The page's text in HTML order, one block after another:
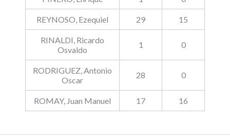
REYNOSO, Ezequiel 29 15
RINALDI, Ricardo
Osvaldo
1 0
RODRIGUEZ, Antonio
Oscar
28 0
ROMAY, Juan Manuel 17 16